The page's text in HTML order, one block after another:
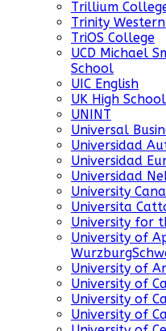
Trillium
Trinity
TriOS College
UCD Michael
School
UIC English
UK High
UNINT
Universal
Universidad
Universidad
Universidad
University
Universita
University for
University of
University of
University of
University of
University of